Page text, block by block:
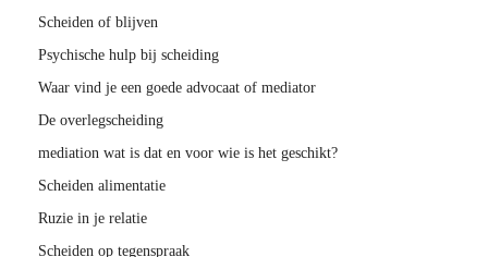
Scheiden of blijven
Psychische hulp bij scheiding
Waar vind je een goede advocaat of mediator
De overlegscheiding
mediation wat is dat en voor wie is het geschikt?
Scheiden alimentatie
Ruzie in je relatie
Scheiden op tegenspraak